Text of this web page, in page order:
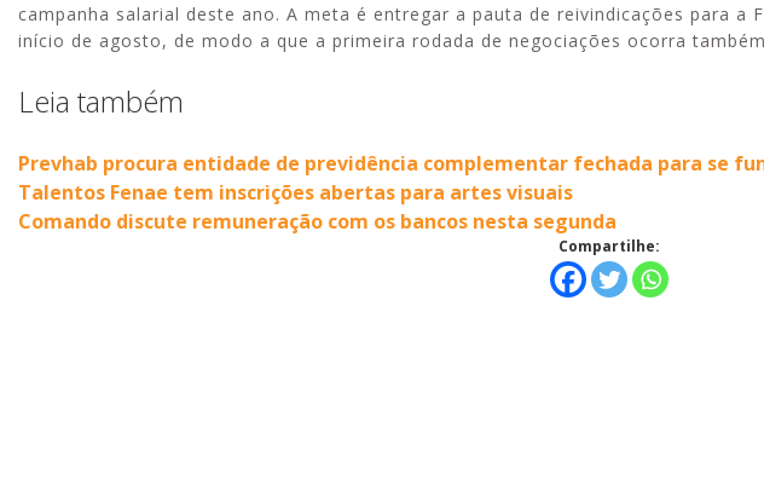
campanha salarial deste ano. A meta é entregar a pauta de reivindicações para a
início de agosto, de modo a que a primeira rodada de negociações ocorra
Leia também
Prevhab procura entidade de previdência complementar fechada para se
Talentos Fenae tem inscrições abertas para artes visuais
Comando discute remuneração com os bancos nesta segunda
Compartilhe: